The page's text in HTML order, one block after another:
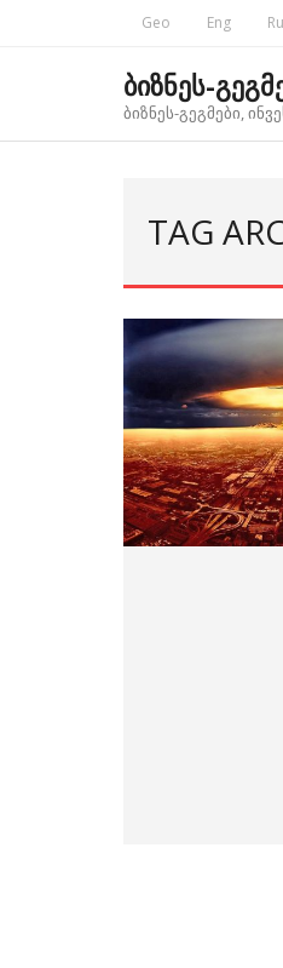
Geo Eng
ბიზნეს-
ბიზნეს-გეგმები,
TAG